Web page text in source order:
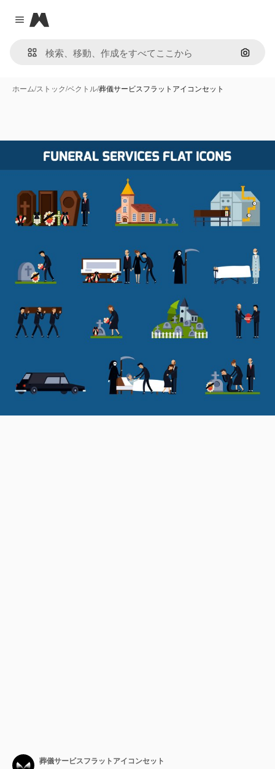
Close menu
Magnific
画像で
ホーム/ストック/ベクトル/葬儀サービスフラットアイコンセット
葬儀サービスフラットアイコンセット